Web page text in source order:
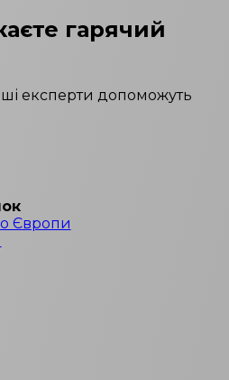
гарячий
експерти допоможуть
Європи